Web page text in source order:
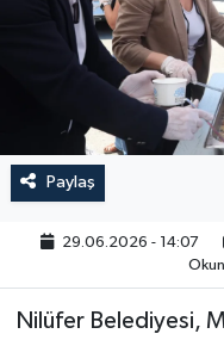
Paylaş
29.06.2026 - 14:07
Nilüfer Belediyesi,
RESMİ İLAN